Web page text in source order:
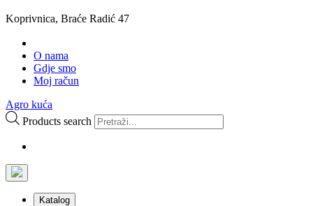
Koprivnica, Braće Radić 47
O nama
Gdje smo
Moj račun
Agro kuća
Products search
Katalog